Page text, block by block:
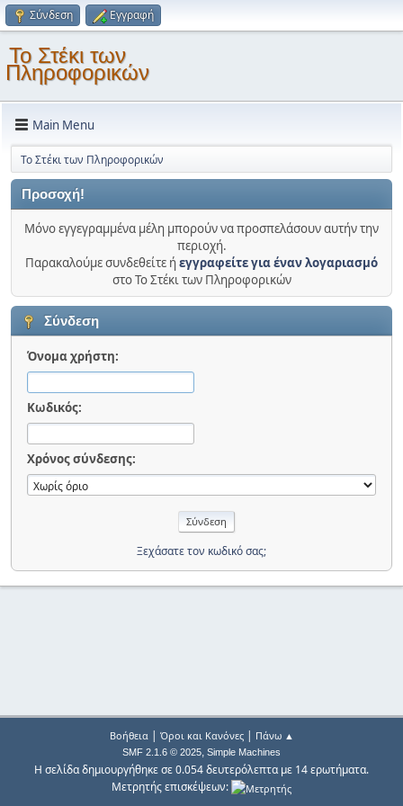
Σύνδεση Εγγραφή
Το Στέκι των
Πληροφορικών
Main Menu
Το Στέκι των Πληροφορικών
Προσοχή!
Μόνο εγγεγραμμένα μέλη μπορούν να προσπελάσουν αυτήν την
περιοχή.
Παρακαλούμε συνδεθείτε ήεγγραφείτε για έναν λογαριασμό
στο Το Στέκι των Πληροφορικών
Σύνδεση
Όνομα χρήστη:
Κωδικός:
Χρόνος σύνδεσης:
Ξεχάσατε τον κωδικό σας;
Βοήθεια| Όροι και Κανόνες| Πάνω ▲
SMF 2.1.6 © 2025, Simple Machines
Η σελίδα δημιουργήθηκε σε 0.054 δευτερόλεπτα με 14 ερωτήματα.
Μετρητής επισκέψεων: